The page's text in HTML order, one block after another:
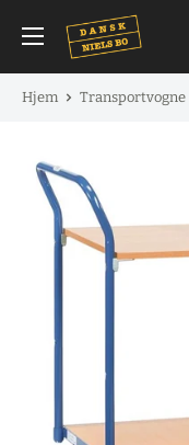
indhold
Hjem Transportvogne